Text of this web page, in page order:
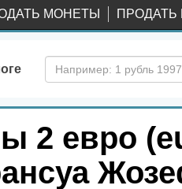
МОНЕТЫ
2 евро